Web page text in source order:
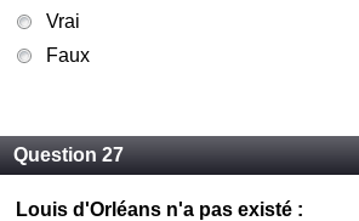
Vrai
Faux
Question 27
Louis d'Orléans n'a pas existé :